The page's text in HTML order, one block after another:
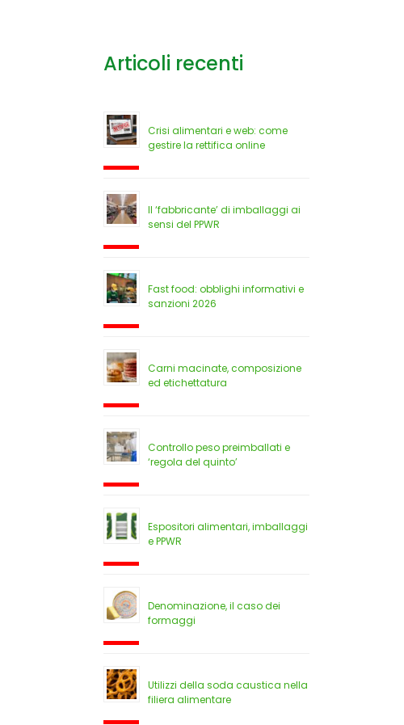
Articoli recenti
Crisi alimentari e web: come
gestire la rettifica online
Il ‘fabbricante’ di imballaggi ai
sensi del PPWR
Fast food: obblighi informativi e
sanzioni 2026
Carni macinate, composizione
ed etichettatura
Controllo peso preimballati e
‘regola del quinto’
Espositori alimentari, imballaggi
e PPWR
Denominazione, il caso dei
formaggi
Utilizzi della soda caustica nella
filiera alimentare